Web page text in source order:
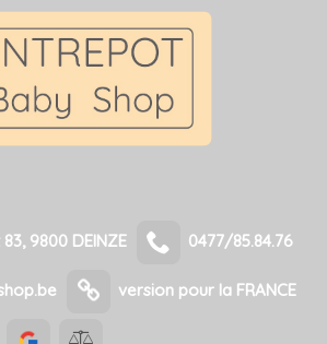
9800 DEINZE 0477/85.84.76
version pour la FRANCE